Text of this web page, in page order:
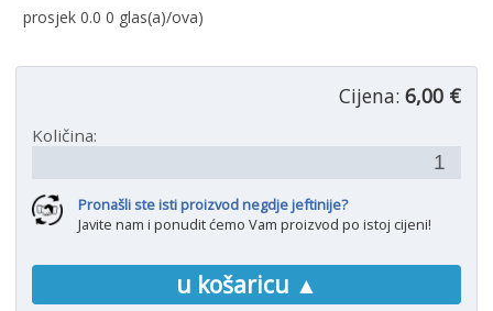
prosjek 0.0 0 glas(a)/ova)
Cijena: 6,00 €
Količina:
Pronašli ste isti proizvod negdje jeftinije?
Javite nam i ponudit ćemo Vam proizvod po istoj cijeni!
u košaricu ▲